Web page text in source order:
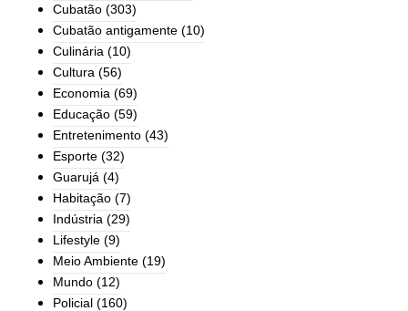
Cubatão (303)
Cubatão antigamente (10)
Culinária (10)
Cultura (56)
Economia (69)
Educação (59)
Entretenimento (43)
Esporte (32)
Guarujá (4)
Habitação (7)
Indústria (29)
Lifestyle (9)
Meio Ambiente (19)
Mundo (12)
Policial (160)